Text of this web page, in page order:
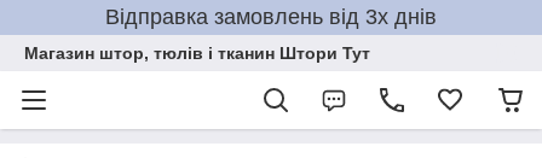
Відправка замовлень від 3х днів
Магазин штор, тюлів і тканин Штори Тут